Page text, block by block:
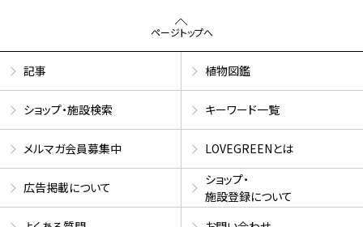
ページトップへ
記事 植物図鑑
ショップ・施設検索 キーワード一覧
メルマガ会員募集中 LOVEGREENとは
広告掲載について
ショップ・
施設登録について